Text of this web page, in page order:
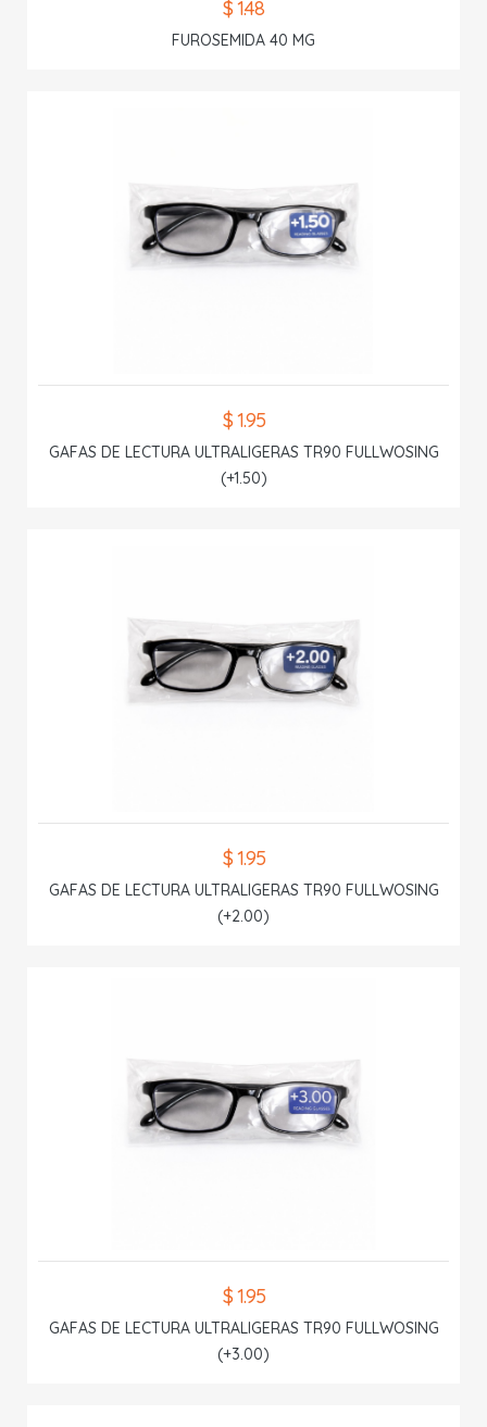
$ 1.48
FUROSEMIDA 40 MG
$ 1.95
GAFAS DE LECTURA ULTRALIGERAS TR90 FULLWOSING
(+1.50)
$ 1.95
GAFAS DE LECTURA ULTRALIGERAS TR90 FULLWOSING
(+2.00)
$ 1.95
GAFAS DE LECTURA ULTRALIGERAS TR90 FULLWOSING
(+3.00)